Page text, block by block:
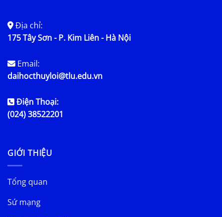
Địa chỉ:
175 Tây Sơn - P. Kim Liên - Hà Nội
Email:
daihocthuyloi@tlu.edu.vn
Điện Thoại:
(024) 38522201
GIỚI THIỆU
Tổng quan
Sứ mạng